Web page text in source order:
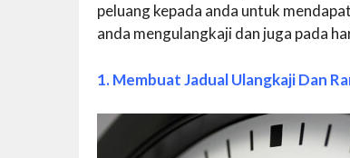
peluang kepada anda untuk
anda mengulangkaji dan juga pada
1. Membuat Jadual Ulangkaji Dan